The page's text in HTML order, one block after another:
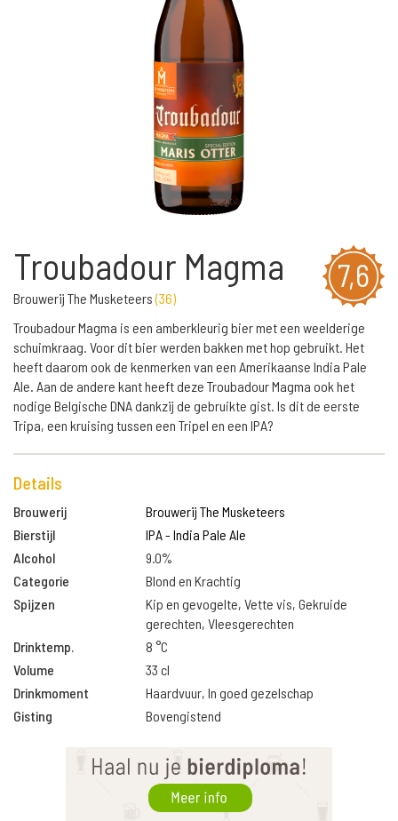
7,6
Troubadour Magma
Brouwerij The Musketeers(36)
Troubadour Magma is een amberkleurig bier met een weelderige
schuimkraag. Voor dit bier werden bakken met hop gebruikt. Het
heeft daarom ook de kenmerken van een Amerikaanse India Pale
Ale. Aan de andere kant heeft deze Troubadour Magma ook het
nodige Belgische DNA dankzij de gebruikte gist. Is dit de eerste
Tripa, een kruising tussen een Tripel en een IPA?
Details
Brouwerij
Brouwerij The Musketeers
Bierstijl
IPA - India Pale Ale
Alcohol
9.0%
Categorie
Blond en Krachtig
Spijzen
Kip en gevogelte, Vette vis, Gekruide
gerechten, Vleesgerechten
Drinktemp.
8 °C
Volume
33 cl
Drinkmoment
Haardvuur, In goed gezelschap
Gisting
Bovengistend